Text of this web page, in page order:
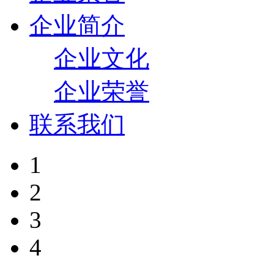
企业简介
企业文化
企业荣誉
联系我们
1
2
3
4